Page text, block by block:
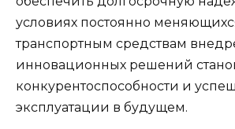
условиях постоянно
транспортным средствам
инновационных решений
конкурентоспособности и
эксплуатации в будущем.